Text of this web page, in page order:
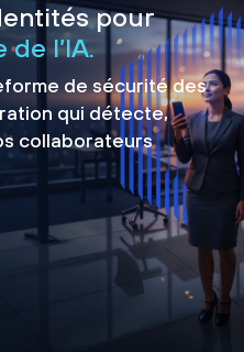
pour
l’IA.
de sécuritédes
qui détecte,
collaborateurs